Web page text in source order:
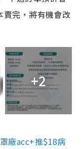
完，將有機會改
+2
廠acc+推$18病